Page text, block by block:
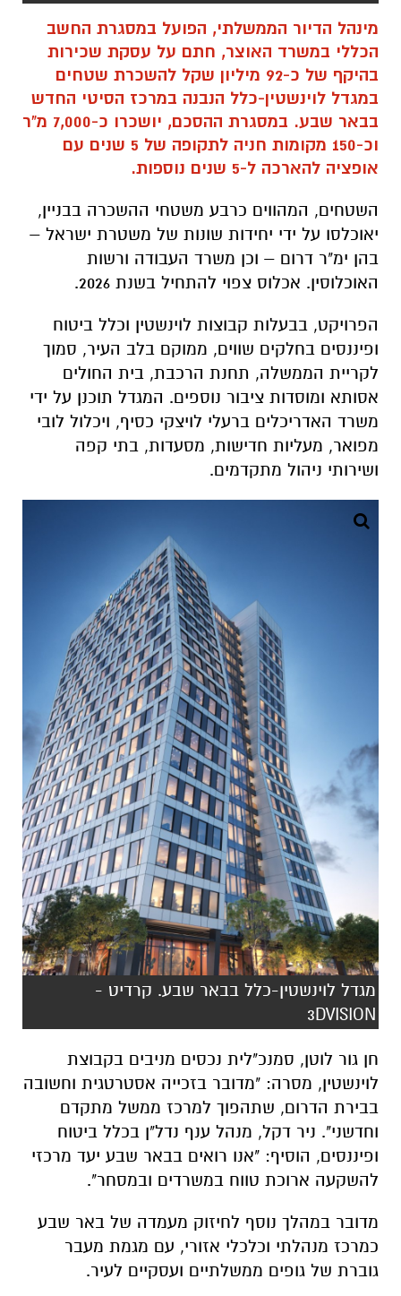
מינהל הדיור הממשלתי, הפועל במסגרת החשב
הכללי במשרד האוצר, חתם על עסקת שכירות
בהיקף של כ-92 מיליון שקל להשכרת שטחים
במגדל לוינשטין-כלל הנבנה במרכז הסיטי החדש
בבאר שבע. במסגרת ההסכם, יושכרו כ-7,000 מ"ר
וכ-150 מקומות חניה לתקופה של 5 שנים עם
אופציה להארכה ל-5 שנים נוספות.
השטחים, המהווים כרבע משטחי ההשכרה בבניין,
יאוכלסו על ידי יחידות שונות של משטרת ישראל –
בהן ימ"ר דרום – וכן משרד העבודה ורשות
האוכלוסין. אכלוס צפוי להתחיל בשנת 2026.
הפרויקט, בבעלות קבוצות לוינשטין וכלל ביטוח
ופיננסים בחלקים שווים, ממוקם בלב העיר, סמוך
לקריית הממשלה, תחנת הרכבת, בית החולים
אסותא ומוסדות ציבור נוספים. המגדל תוכנן על ידי
משרד האדריכלים ברעלי לויצקי כסיף, ויכלול לובי
מפואר, מעליות חדישות, מסעדות, בתי קפה
ושירותי ניהול מתקדמים.
מגדל לוינשטין-כלל בבאר שבע. קרדיט -
3DVISION
חן גור לוטן, סמנכ"לית נכסים מניבים בקבוצת
לוינשטין, מסרה: "מדובר בזכייה אסטרטגית וחשובה
בבירת הדרום, שתהפוך למרכז ממשל מתקדם
וחדשני". ניר דקל, מנהל ענף נדל"ן בכלל ביטוח
ופיננסים, הוסיף: "אנו רואים בבאר שבע יעד מרכזי
להשקעה ארוכת טווח במשרדים ובמסחר".
מדובר במהלך נוסף לחיזוק מעמדה של באר שבע
כמרכז מנהלתי וכלכלי אזורי, עם מגמת מעבר
גוברת של גופים ממשלתיים ועסקיים לעיר.